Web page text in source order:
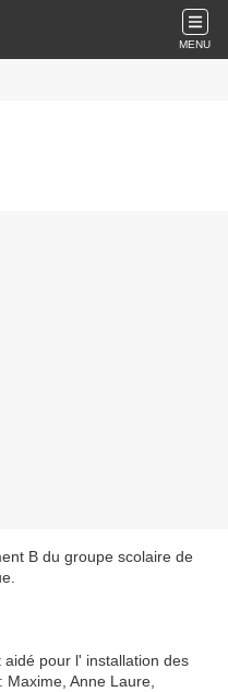
MENU
B du groupe scolaire de
pour l' installation des
Anne Laure,